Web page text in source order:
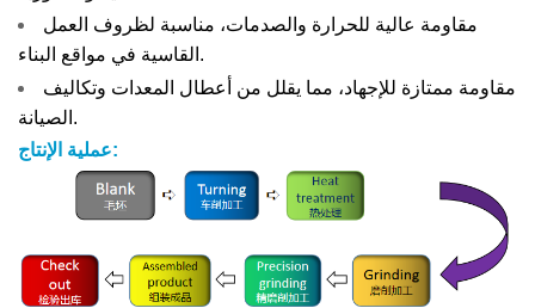
مقاومة عالية للحرارة والصدمات، مناسبة لظروف العمل
القاسية في مواقع البناء.
مقاومة ممتازة للإجهاد، مما يقلل من أعطال المعدات وتكاليف
الصيانة.
عملية الإنتاج: